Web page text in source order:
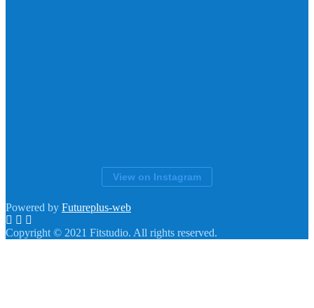
View on Instagram
Powered by Futureplus-web
Copyright © 2021 Fitstudio. All rights reserved.